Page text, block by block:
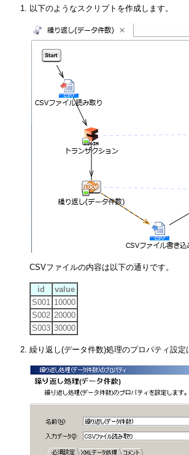
以下のようなスクリプトを作成します。
CSVファイルの内容は以下の通りです。
id
value
S001 10000
S002 20000
S003 30000
繰り返し(データ件数)処理のプロパティ設定